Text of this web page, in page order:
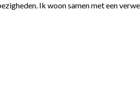
Ik woon samen met een